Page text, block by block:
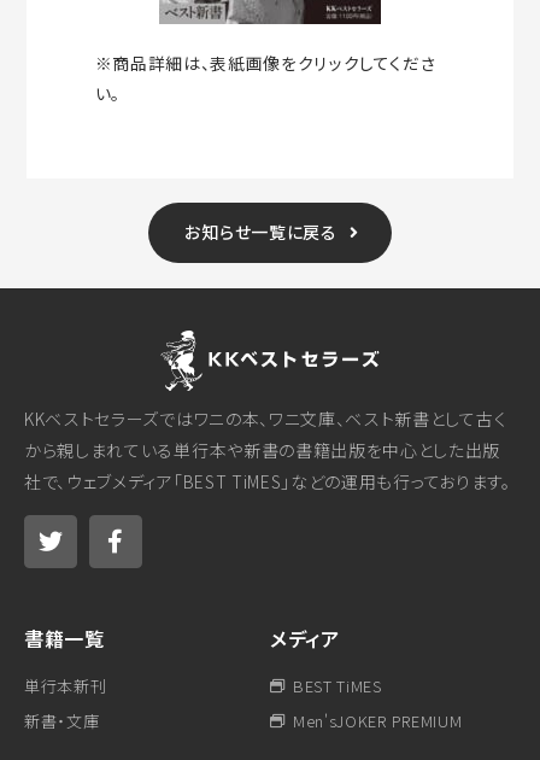
※商品詳細は、表紙画像をクリックしてくださ
い。
お知らせ一覧に戻る
KKベストセラーズではワニの本、ワニ文庫、ベスト新書として古く
から親しまれている単行本や新書の書籍出版を中心とした出版
社で、ウェブメディア「BEST TiMES」などの運用も行っております。
書籍一覧
単行本新刊
新書・文庫
メディア
BEST TiMES
Men'sJOKER PREMIUM